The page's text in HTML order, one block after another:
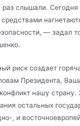
раз слышали. Сегодня
— задал
риск создает
Президента,
нашу страну.
остальных
, и